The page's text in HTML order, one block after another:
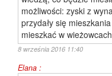
możliwości: zyski z
przydały się
mieszkać w
8 września 2016 11:40
Elana :